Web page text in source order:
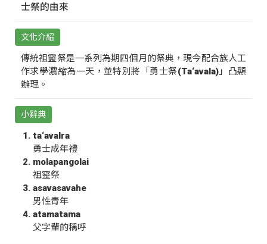
士祭的由來
文化介紹
傳統祖靈祭是一系列為期四個月的祭典，現今配合族人工
作求學濃縮為一天，並特別將「勇士祭(Ta‘avala)」凸顯
辦理。
小辭典
ta‘avalra
勇士成年禮
molapangolai
祖靈祭
asavasavahe
男性青年
atamatama
父字輩的稱呼